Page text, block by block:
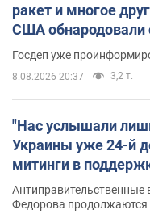
ракет и многое
США обнародовали
Госдеп уже
8.08.2026 20:37 3,2 т.
"Нас услышали
Украины уже 24-й
митинги в
Антиправительственные
Федорова продолжаются